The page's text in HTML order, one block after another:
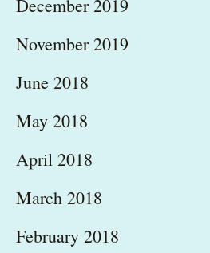
December 2019
November 2019
June 2018
May 2018
April 2018
March 2018
February 2018